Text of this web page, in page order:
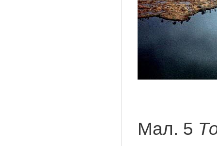
Мал. 5